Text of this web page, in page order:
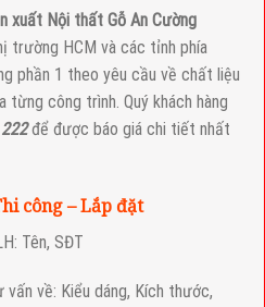
xuất Nội thất Gỗ An Cường
trường HCM và các tỉnh phía
phần 1 theo yêu cầu về chất liệu
từng công trình. Quý khách hàng
để được báo giá chi tiết nhất
công – Lắp đặt
Tên, SĐT
về: Kiểu dáng, Kích thước,